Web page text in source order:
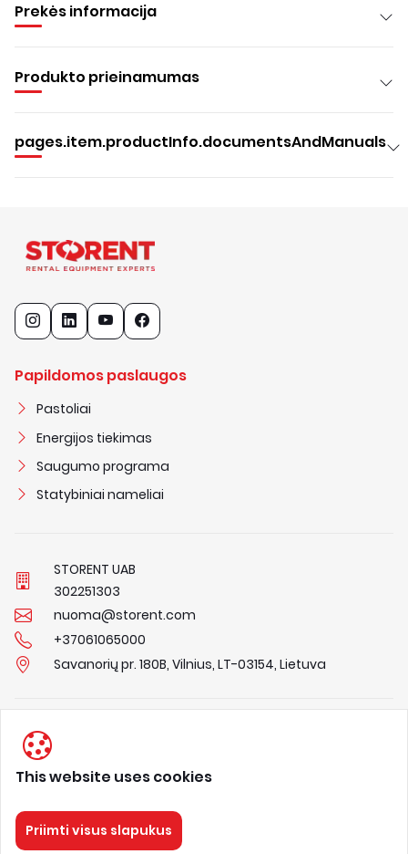
Prekės informacija
Produkto prieinamumas
pages.item.productInfo.documentsAndManuals
Papildomos paslaugos
Pastoliai
Energijos tiekimas
Saugumo programa
Statybiniai nameliai
STORENT UAB
302251303
nuoma@storent.com
+37061065000
Savanorių pr. 180B, Vilnius, LT-03154, Lietuva
STORENTVisos teisės saugomos 2026.
Privacy Policy
About us
This website uses cookies
Priimti visus slapukus